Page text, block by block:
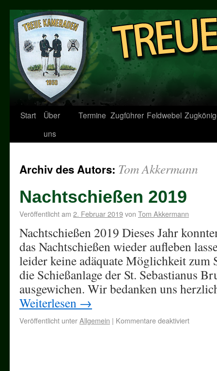
Start
Über
uns
Termine Zugführer Feldwebel
Archiv des Autors: Tom Akkermann
Nachtschießen 2019
Veröffentlicht am 2. Februar 2019von Tom Akkermann
Nachtschießen 2019 Dieses Jahr
das Nachtschießen wieder aufleben
leider keine adäquate Möglichkeit zum
die Schießanlage der St. Sebastianus
ausgewichen. Wir bedanken uns
Weiterlesen →
Veröffentlicht unterAllgemein | Kommentare deaktiviert